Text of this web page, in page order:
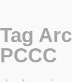
Tag
PCCC